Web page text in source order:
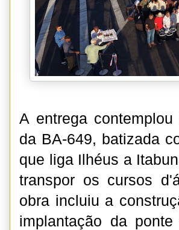
A entrega
da BA-649, batizada
que liga Ilhéus a
transpor os cursos
obra incluiu a
implantação da